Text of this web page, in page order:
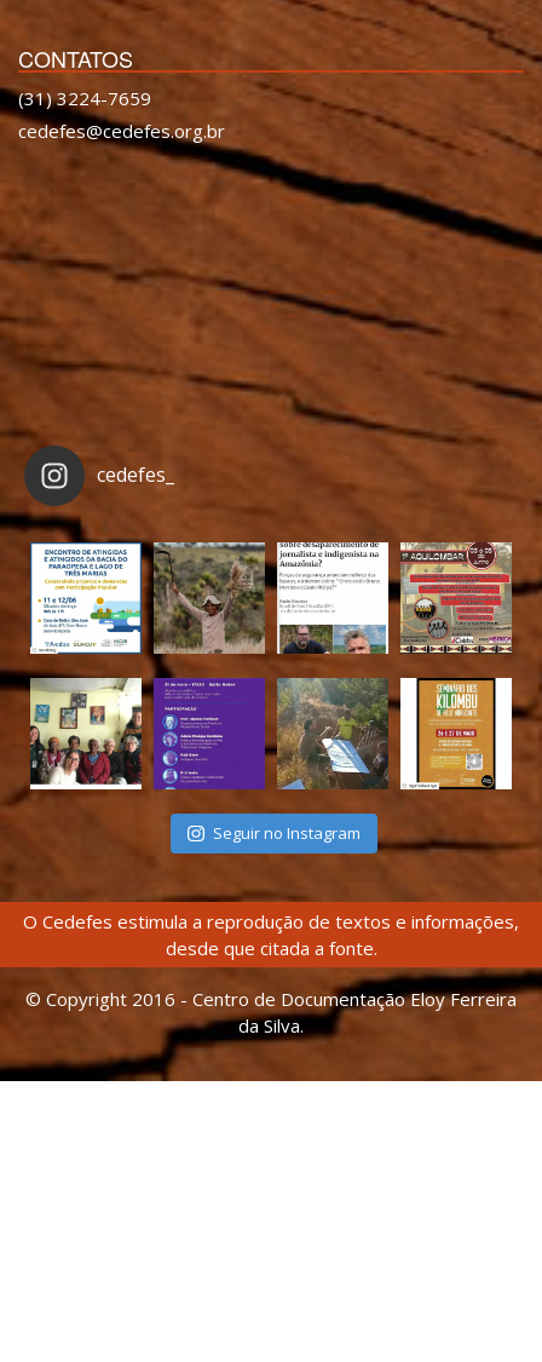
CONTATOS
(31) 3224-7659
cedefes@cedefes.org.br
cedefes_
Seguir no Instagram
O Cedefes estimula a reprodução de textos e informações,
desde que citada a fonte.
© Copyright 2016 - Centro de Documentação Eloy Ferreira
da Silva.